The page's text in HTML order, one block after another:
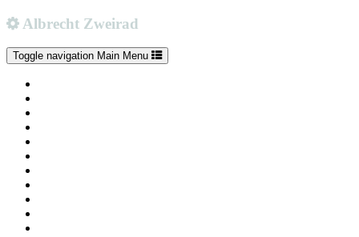
Albrecht Zweirad
Toggle navigation Main Menu